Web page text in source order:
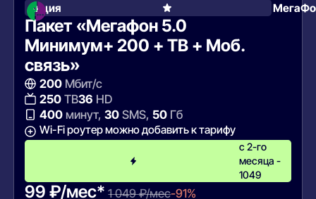
Акция
Пакет «Мегафон 5.0
Минимум+ 200 + ТВ + Моб.
связь»
200Мбит/с
250ТВ36 HD
400минут, 30SMS, 50Гб
Wi-Fi роутер можно добавить к тарифу
с 2-го
месяца -
1049
99 ₽/мес* 1 049 ₽/мес-91%